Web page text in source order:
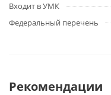
Входит в УМК
Федеральный перечень
Рекомендации